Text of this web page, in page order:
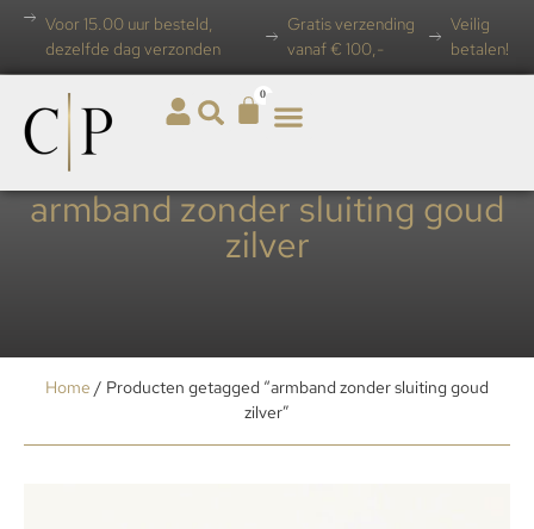
Voor 15.00 uur besteld,
dezelfde dag verzonden
Gratis verzending
vanaf € 100,-
Veilig
betalen!
0
armband zonder sluiting goud
zilver
Home / Producten getagged “armband zonder sluiting goud
zilver”